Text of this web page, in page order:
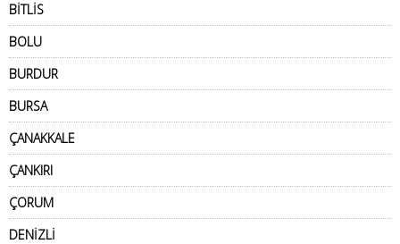
BİTLİS
BOLU
BURDUR
BURSA
ÇANAKKALE
ÇANKIRI
ÇORUM
DENİZLİ